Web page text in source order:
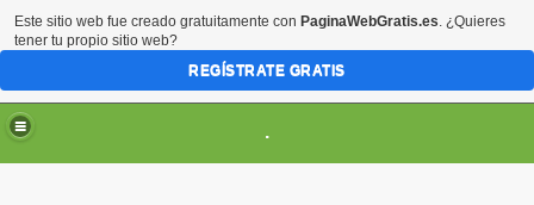
.
Este sitio web fue creado gratuitamente con PaginaWebGratis.es. ¿Quieres
tener tu propio sitio web?
REGÍSTRATE GRATIS